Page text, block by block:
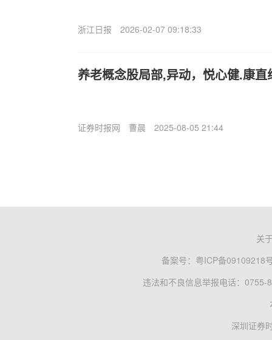
浙江日报 2026-02-07 09:18:33
养老概念股局部,异动，悦心健.康直
证券时报网 曹晨 2025-08-05 21:44
关
备案号： 粤ICP备09109218
违法和不良信息举报电话：0755-
深圳证券